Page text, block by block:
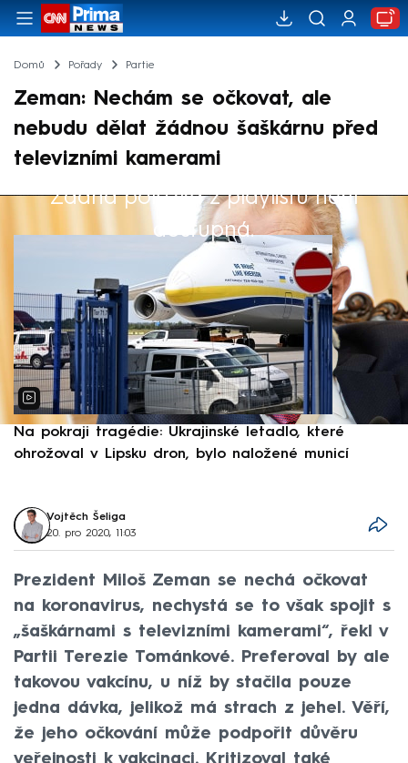
Domů Pořady Partie
Zeman: Nechám se očkovat, ale
nebudu dělat žádnou šaškárnu před
televizními kamerami
Žádná položka z playlistu není
dostupná.
Výběr redakce
Na pokraji tragédie: Ukrajinské letadlo, které
ohrožoval v Lipsku dron, bylo naložené municí
Vojtěch Šeliga
20. pro 2020, 11:03
Prezident Miloš Zeman se nechá očkovat
na koronavirus, nechystá se to však spojit s
„šaškárnami s televizními kamerami“, řekl v
Partii Terezie Tománkové. Preferoval by ale
takovou vakcínu, u níž by stačila pouze
jedna dávka, jelikož má strach z jehel. Věří,
že jeho očkování může podpořit důvěru
veřejnosti k vakcinaci. Kritizoval také